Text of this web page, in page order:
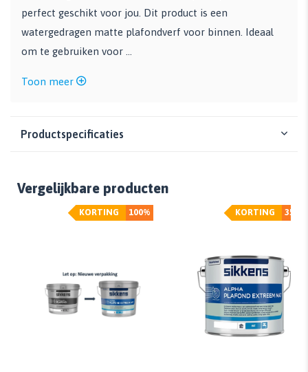
perfect geschikt voor jou. Dit product is een
watergedragen matte plafondverf voor binnen. Ideaal
om te gebruiken voor ...
Toon meer
Productspecificaties
Vergelijkbare producten
100%
KORTING 35%
KORTING